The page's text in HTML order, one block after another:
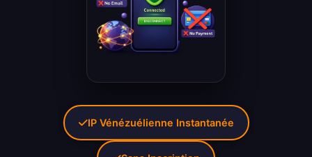
IP Vénézuélienne Instantanée